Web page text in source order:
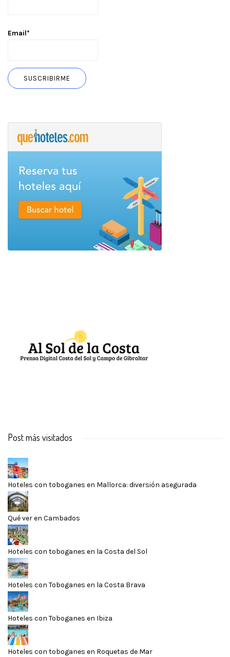
Email*
Post más visitados
Hoteles con toboganes en Mallorca: diversión asegurada
Qué ver en Cambados
Hoteles con toboganes en la Costa del Sol
Hoteles con Toboganes en la Costa Brava
Hoteles con Toboganes en Ibiza
Hoteles con toboganes en Roquetas de Mar